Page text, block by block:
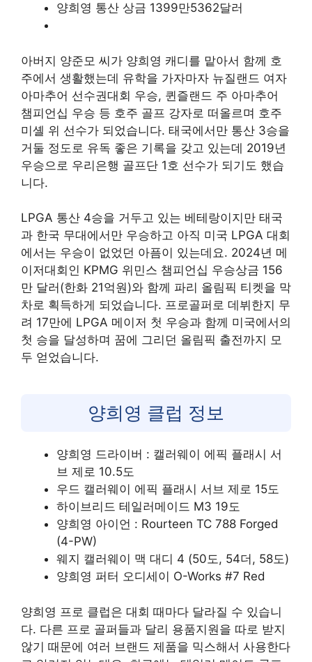
양희영 통산 상금 1399만5362달러
아버지 양준모 씨가 양희영 캐디를 맡아서 함께 호
주에서 생활했는데 유학을 가자마자 뉴질랜드 여자
아마추어 선수권대회 우승, 퀸즐랜드 주 아마추어
챔피언십 우승 등 호주 골프 강자로 떠올르며 호주
미셸 위 선수가 되었습니다. 태국에서만 통산 3승을
거둘 정도로 유독 좋은 기록을 갖고 있는데 2019년
우승으로 우리은행 골프단 1호 선수가 되기도 했습
니다.
LPGA 통산 4승을 거두고 있는 베테랑이지만 태국
과 한국 무대에서만 우승하고 아직 미국 LPGA 대회
에서는 우승이 없었던 아픔이 있는데요. 2024년 메
이저대회인 KPMG 위민스 챔피언십 우승상금 156
만 달러(한화 21억원)와 함께 파리 올림픽 티켓을 막
차로 획득하게 되었습니다. 프로골퍼로 데뷔한지 무
려 17만에 LPGA 메이저 첫 우승과 함께 미국에서의
첫 승을 달성하며 꿈에 그리던 올림픽 출전까지 모
두 얻었습니다.
양희영 클럽 정보
양희영 드라이버 : 캘러웨이 에픽 플래시 서
브 제로 10.5도
우드 캘러웨이 에픽 플래시 서브 제로 15도
하이브리드 테일러메이드 M3 19도
양희영 아이언 : Rourteen TC 788 Forged
(4-PW)
웨지 캘러웨이 맥 대디 4 (50도, 54더, 58도)
양희영 퍼터 오디세이 O-Works #7 Red
양희영 프로 클럽은 대회 때마다 달라질 수 있습니
다. 다른 프로 골퍼들과 달리 용품지원을 따로 받지
않기 때문에 여러 브랜드 제품을 믹스해서 사용한다